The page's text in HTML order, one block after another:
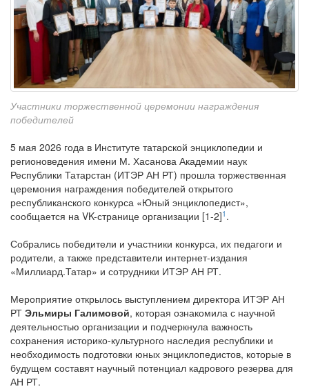
Участники торжественной церемонии награждения
победителей
5 мая 2026 года в Институте татарской энциклопедии и
регионоведения имени М. Хасанова Академии наук
Республики Татарстан (ИТЭР АН РТ) прошла торжественная
церемония награждения победителей открытого
республиканского конкурса «Юный энциклопедист»,
сообщается на VK-странице организации [1-2]1 .
Собрались победители и участники конкурса, их педагоги и
родители, а также представители интернет‑издания
«Миллиард.Татар» и сотрудники ИТЭР АН РТ.
Мероприятие открылось выступлением директора ИТЭР АН
РТ Эльмиры Галимовой, которая ознакомила с научной
деятельностью организации и подчеркнула важность
сохранения историко‑культурного наследия республики и
необходимость подготовки юных энциклопедистов, которые в
будущем составят научный потенциал кадрового резерва для
АН РТ.